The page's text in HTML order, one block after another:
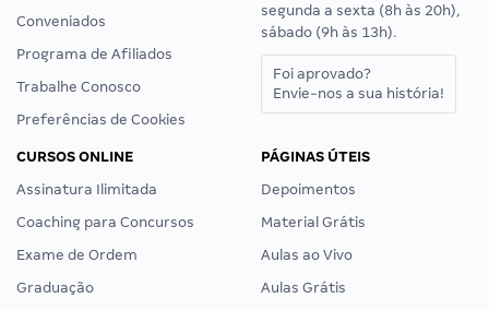
Conveniados
Programa de Afiliados
Trabalhe Conosco
Preferências de Cookies
segunda a sexta (8h às 20h),
sábado (9h às 13h).
Foi aprovado?
Envie-nos a sua história!
CURSOS ONLINE
Assinatura Ilimitada
Coaching para Concursos
Exame de Ordem
Graduação
PÁGINAS ÚTEIS
Depoimentos
Material Grátis
Aulas ao Vivo
Aulas Grátis